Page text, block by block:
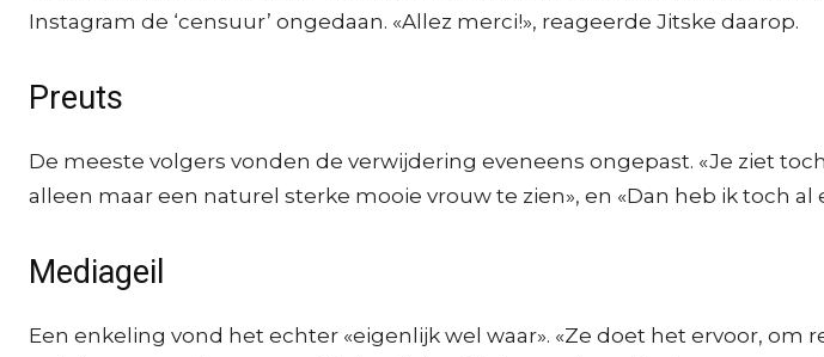
Instagram de ‘censuur’ ongedaan. «Allez merci!», reageerde Jitske daarop.
Preuts
De meeste volgers vonden de verwijdering eveneens ongepast. «Je ziet
alleen maar een naturel sterke mooie vrouw te zien», en «Dan heb ik toch
Mediageil
Een enkeling vond het echter «eigenlijk wel waar». «Ze doet het ervoor,